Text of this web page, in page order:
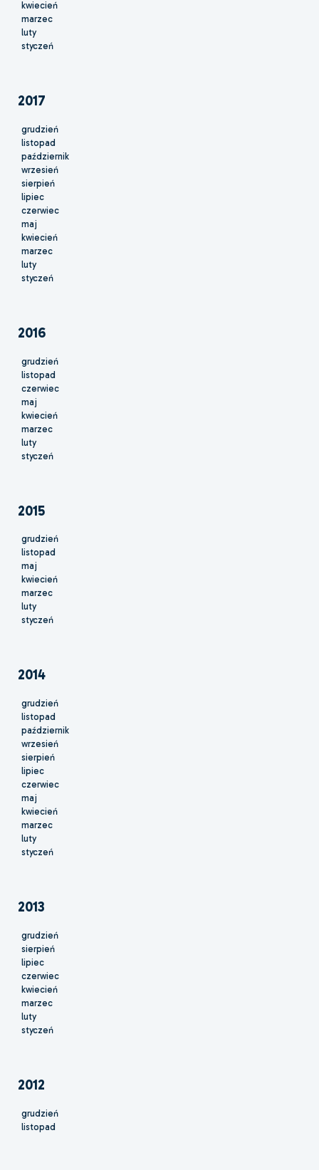
kwiecień
marzec
luty
styczeń
2017
grudzień
listopad
październik
wrzesień
sierpień
lipiec
czerwiec
maj
kwiecień
marzec
luty
styczeń
2016
grudzień
listopad
czerwiec
maj
kwiecień
marzec
luty
styczeń
2015
grudzień
listopad
maj
kwiecień
marzec
luty
styczeń
2014
grudzień
listopad
październik
wrzesień
sierpień
lipiec
czerwiec
maj
kwiecień
marzec
luty
styczeń
2013
grudzień
sierpień
lipiec
czerwiec
kwiecień
marzec
luty
styczeń
2012
grudzień
listopad